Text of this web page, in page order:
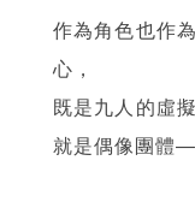
作為角色也作
心，
既是九人的虛
就是偶像團體